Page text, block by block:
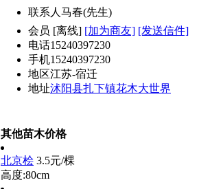
联系人 马春(先生)
会员 [离线] [加为商友] [发送信件]
电话15240397230
手机15240397230
地区江苏-宿迁
地址沭阳县扎下镇花木大世界
其他苗木价格
北京桧 3.5元/棵
高度:80cm